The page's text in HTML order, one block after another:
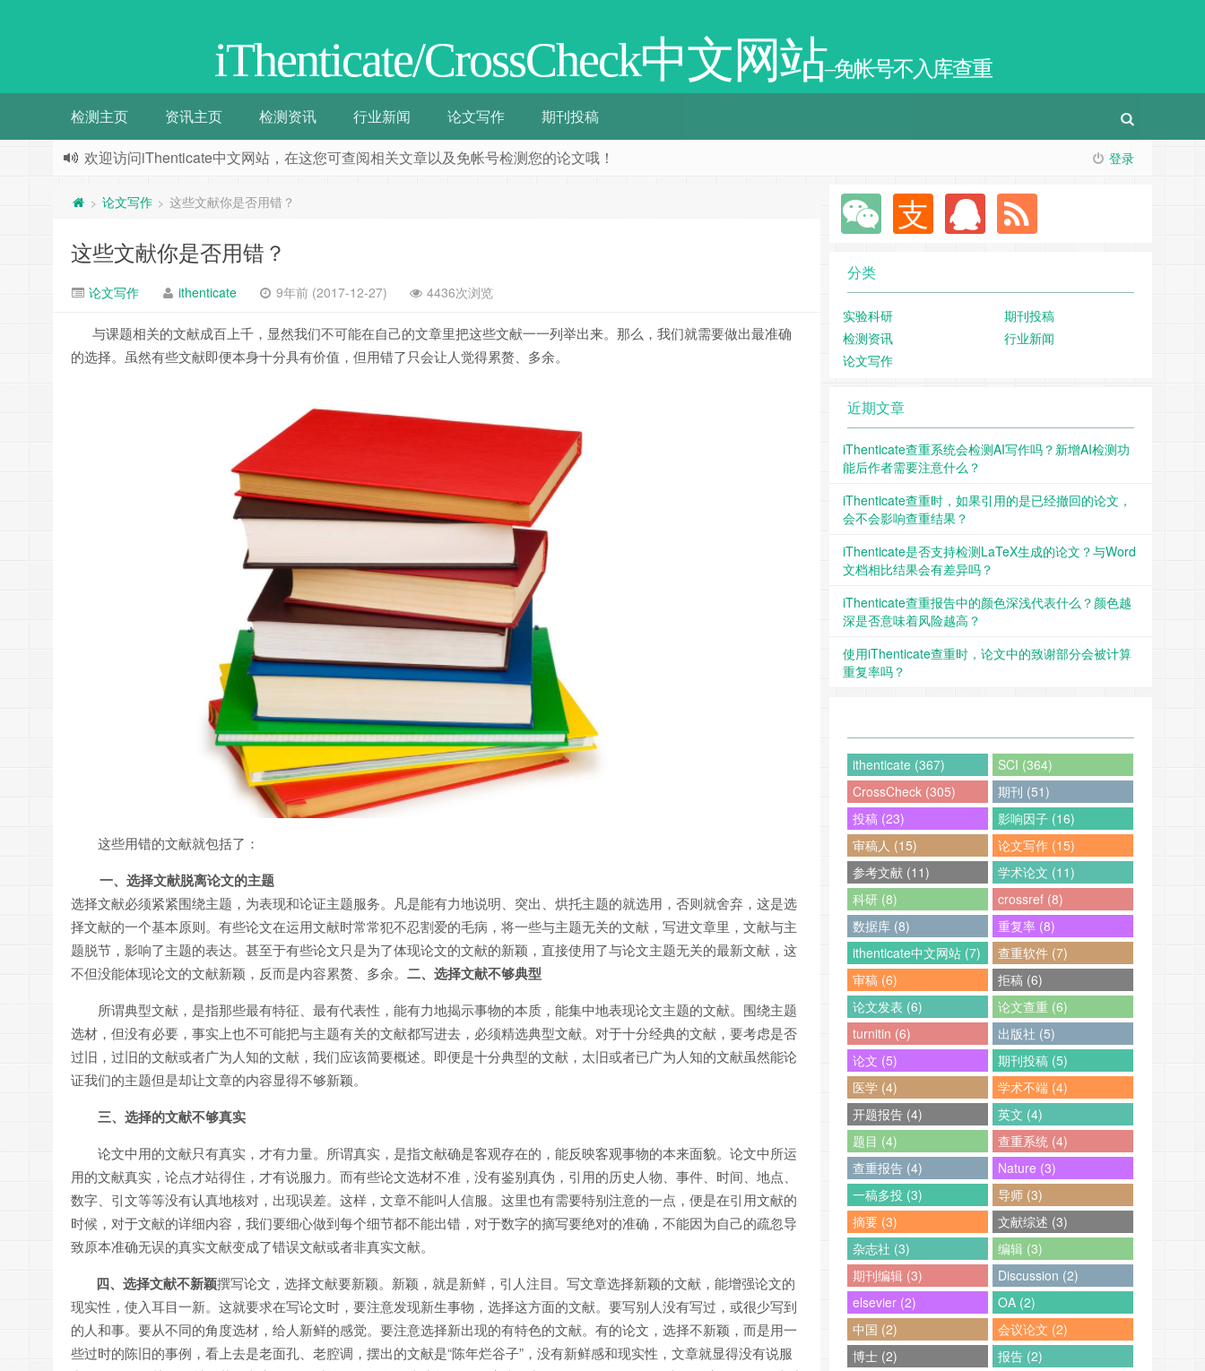
iThenticate/CrossCheck中文网站–免帐号不入库查重
检测主页 资讯主页 检测资讯 行业新闻 论文写作 期刊投稿
登录
欢迎访问iThenticate中文网站，在这您可查阅相关文章以及免帐号检测您的论文哦！
> 论文写作 > 这些文献你是否用错？
这些文献你是否用错？
论文写作 ithenticate 9年前 (2017-12-27) 4436次浏览
与课题相关的文献成百上千，显然我们不可能在自己的文章里把这些文献一一列举出来。那么，我们就需要做出最准确
的选择。虽然有些文献即便本身十分具有价值，但用错了只会让人觉得累赘、多余。
这些用错的文献就包括了：
一、选择文献脱离论文的主题
选择文献必须紧紧围绕主题，为表现和论证主题服务。凡是能有力地说明、突出、烘托主题的就选用，否则就舍弃，这是选
择文献的一个基本原则。有些论文在运用文献时常常犯不忍割爱的毛病，将一些与主题无关的文献，写进文章里，文献与主
题脱节，影响了主题的表达。甚至于有些论文只是为了体现论文的文献的新颖，直接使用了与论文主题无关的最新文献，这
不但没能体现论文的文献新颖，反而是内容累赘、多余。 二、选择文献不够典型
所谓典型文献，是指那些最有特征、最有代表性，能有力地揭示事物的本质，能集中地表现论文主题的文献。围绕主题
选材，但没有必要，事实上也不可能把与主题有关的文献都写进去，必须精选典型文献。对于十分经典的文献，要考虑是否
过旧，过旧的文献或者广为人知的文献，我们应该简要概述。即便是十分典型的文献，太旧或者已广为人知的文献虽然能论
证我们的主题但是却让文章的内容显得不够新颖。
三、选择的文献不够真实
论文中用的文献只有真实，才有力量。所谓真实，是指文献确是客观存在的，能反映客观事物的本来面貌。论文中所运
用的文献真实，论点才站得住，才有说服力。而有些论文选材不准，没有鉴别真伪，引用的历史人物、事件、时间、地点、
数字、引文等等没有认真地核对，出现误差。这样，文章不能叫人信服。这里也有需要特别注意的一点，便是在引用文献的
时候，对于文献的详细内容，我们要细心做到每个细节都不能出错，对于数字的摘写要绝对的准确，不能因为自己的疏忽导
致原本准确无误的真实文献变成了错误文献或者非真实文献。
四、选择文献不新颖撰写论文，选择文献要新颖。新颖，就是新鲜，引人注目。写文章选择新颖的文献，能增强论文的
现实性，使入耳目一新。这就要求在写论文时，要注意发现新生事物，选择这方面的文献。要写别人没有写过，或很少写到
的人和事。要从不同的角度选材，给人新鲜的感觉。要注意选择新出现的有特色的文献。有的论文，选择不新颖，而是用一
些过时的陈旧的事例，看上去是老面孔、老腔调，摆出的文献是“陈年烂谷子”，没有新鲜感和现实性，文章就显得没有说服
分类
实验科研
期刊投稿
检测资讯
行业新闻
论文写作
近期文章
iThenticate查重系统会检测AI写作吗？新增AI检测功
能后作者需要注意什么？
iThenticate查重时，如果引用的是已经撤回的论文，
会不会影响查重结果？
iThenticate是否支持检测LaTeX生成的论文？与Word
文档相比结果会有差异吗？
iThenticate查重报告中的颜色深浅代表什么？颜色越
深是否意味着风险越高？
使用iThenticate查重时，论文中的致谢部分会被计算
重复率吗？
ithenticate (367)
SCI (364)
CrossCheck (305)
期刊 (51)
投稿 (23)
影响因子 (16)
审稿人 (15)
论文写作 (15)
参考文献 (11)
学术论文 (11)
科研 (8)
crossref (8)
数据库 (8)
重复率 (8)
ithenticate中文网站 (7)
查重软件 (7)
审稿 (6)
拒稿 (6)
论文发表 (6)
论文查重 (6)
turnitin (6)
出版社 (5)
论文 (5)
期刊投稿 (5)
医学 (4)
学术不端 (4)
开题报告 (4)
英文 (4)
题目 (4)
查重系统 (4)
查重报告 (4)
Nature (3)
一稿多投 (3)
导师 (3)
摘要 (3)
文献综述 (3)
杂志社 (3)
编辑 (3)
期刊编辑 (3)
Discussion (2)
elsevier (2)
OA (2)
中国 (2)
会议论文 (2)
博士 (2)
报告 (2)